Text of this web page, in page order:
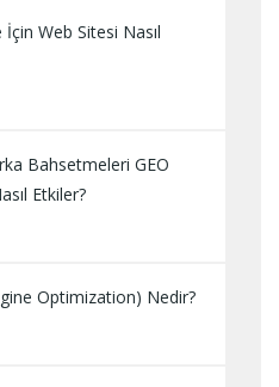
Web Sitesi Nasıl
Bahsetmeleri GEO
Etkiler?
Optimization) Nedir?